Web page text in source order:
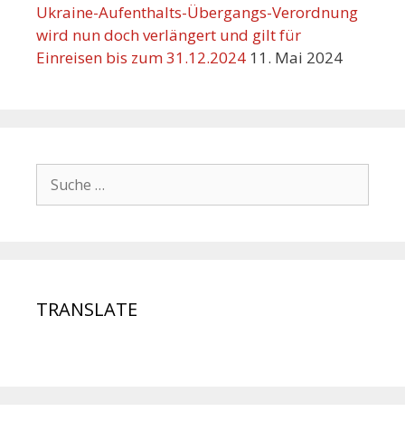
Ukraine-Aufenthalts-Übergangs-Verordnung
wird nun doch verlängert und gilt für
Einreisen bis zum 31.12.2024 11. Mai 2024
TRANSLATE